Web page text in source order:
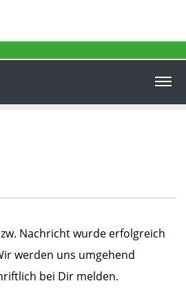
Nachricht wurde erfolgreich
werden uns umgehend
bei Dir melden.